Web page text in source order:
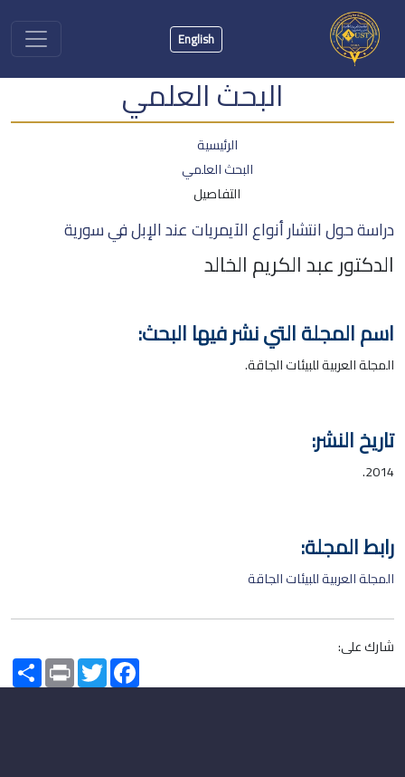
English
البحث العلمي
الرئيسية
البحث العلمي
التفاصيل
دراسة حول انتشار أنواع الآيمريات عند الإبل في سورية
الدكتور عبد الكريم الخالد
اسم المجلة التي نشر فيها البحث:
المجلة العربية للبيئات الجاقة.
تاريخ النشر:
2014.
رابط المجلة:
المجلة العربية للبيئات الجاقة
شارك على:
Share PrintTwitterFacebook